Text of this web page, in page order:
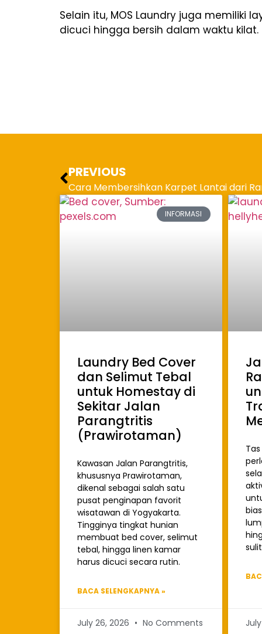
Selain itu, MOS Laundry juga memiliki
dicuci hingga bersih dalam waktu
PREVIOUS
INFORMASI
Laundry Bed Cover
dan Selimut Tebal
untuk Homestay di
Sekitar Jalan
Parangtritis
(Prawirotaman)
Kawasan Jalan Parangtritis,
khususnya Prawirotaman,
dikenal sebagai salah satu
pusat penginapan favorit
wisatawan di Yogyakarta.
Tingginya tingkat hunian
membuat bed cover, selimut
tebal, hingga linen kamar
harus dicuci secara rutin.
BACA SELENGKAPNYA »
July 26, 2026 No Comments
sulit